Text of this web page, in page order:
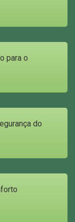
para o
do